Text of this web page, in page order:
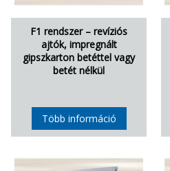
F1 rendszer – revíziós
ajtók, impregnált
gipszkarton betéttel vagy
betét nélkül
Több információ